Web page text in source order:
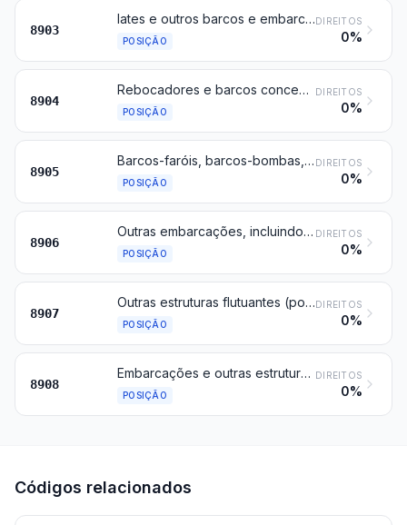
8903
Iates e outros barcos e embarcações de recreio ou de desporto; barcos a remos e canoas
POSIÇÃO
DIREITOS
0%
8904
Rebocadores e barcos concebidos para empurrar outras embarcações
POSIÇÃO
DIREITOS
0%
8905
Barcos-faróis, barcos-bombas, dragas, guindastes flutuantes e outras embarcações em que a navegação é acessória da função principal; docas flutuantes; plataformas de perfuração ou de exploração, flutuantes ou submersíveis
POSIÇÃO
DIREITOS
0%
8906
Outras embarcações, incluindo os navios de guerra e os barcos salva-vidas, exceto os barcos a remos
POSIÇÃO
DIREITOS
0%
8907
Outras estruturas flutuantes (por exemplo, balsas, reservatórios, caixões, boias de amarração, boias de sinalização e semelhantes)
POSIÇÃO
DIREITOS
0%
8908
Embarcações e outras estruturas flutuantes, para desmantelar
POSIÇÃO
DIREITOS
0%
Códigos relacionados